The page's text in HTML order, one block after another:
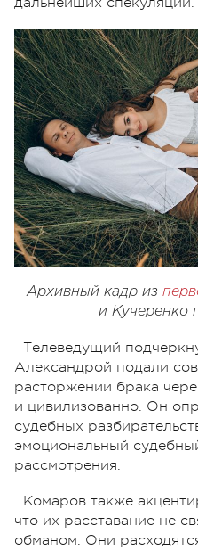
Архивный кадр из
и Кучеренко
Телеведущий
Александрой подали
расторжении брака
и цивилизованно. Он
судебных
эмоциональный
рассмотрения.
Комаров также
что их расставание не
обманом. Они